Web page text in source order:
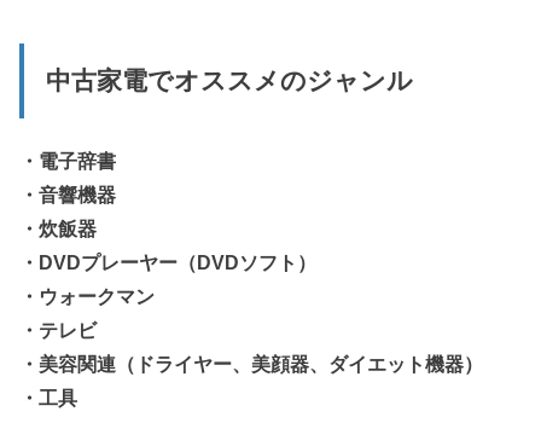
中古家電でオススメのジャンル
・電子辞書
・音響機器
・炊飯器
・DVDプレーヤー（DVDソフト）
・ウォークマン
・テレビ
・美容関連（ドライヤー、美顔器、ダイエット機器）
・工具